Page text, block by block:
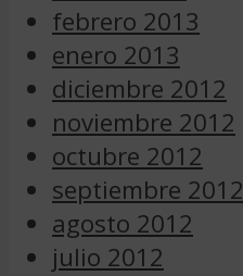
febrero 2013
enero 2013
diciembre 2012
noviembre 2012
octubre 2012
septiembre 2012
agosto 2012
julio 2012